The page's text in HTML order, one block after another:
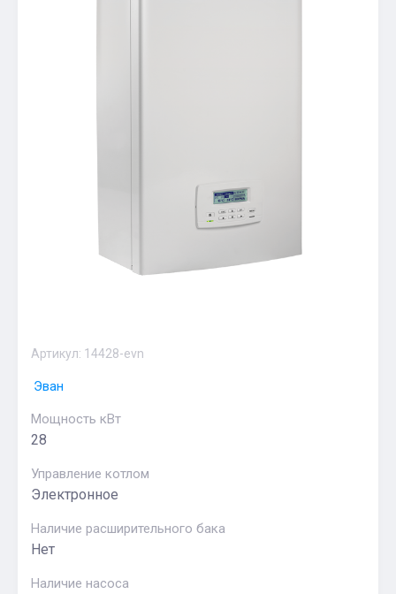
Артикул: 14428-evn
Эван
Мощность кВт
28
Управление котлом
Электронное
Наличие расширительного бака
Нет
Наличие насоса